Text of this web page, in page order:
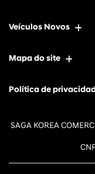
Veículos Novos
Mapa do site
Política de
SAGA KOREA